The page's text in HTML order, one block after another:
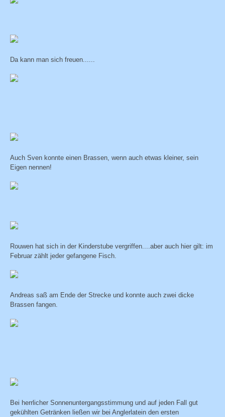
Da kann man sich freuen......
Auch Sven konnte einen Brassen, wenn auch etwas kleiner, sein
Eigen nennen!
Rouwen hat sich in der Kinderstube vergriffen....aber auch hier gilt: im
Februar zählt jeder gefangene Fisch.
Andreas saß am Ende der Strecke und konnte auch zwei dicke
Brassen fangen.
Bei herrlicher Sonnenuntergangsstimmung und auf jeden Fall gut
gekühlten Getränken ließen wir bei Anglerlatein den ersten